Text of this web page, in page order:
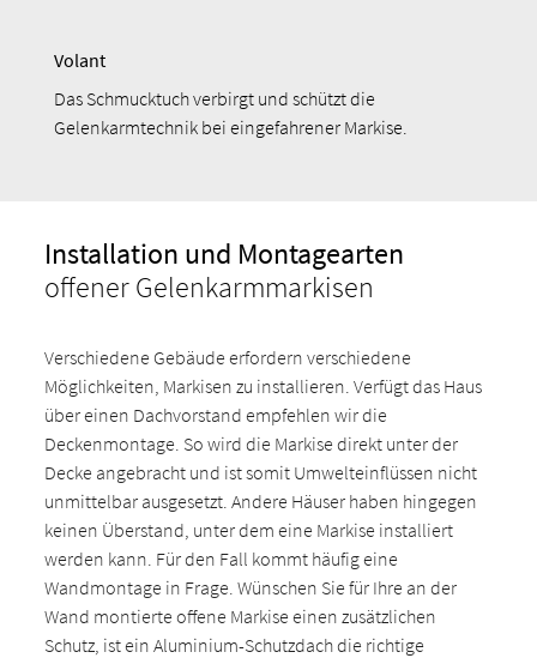
Volant
Das Schmucktuch verbirgt und schützt die
Gelenkarmtechnik bei eingefahrener Markise.
Installation und Montagearten
offener Gelenkarmmarkisen
Verschiedene Gebäude erfordern verschiedene
Möglichkeiten, Markisen zu installieren. Verfügt das Haus
über einen Dachvorstand empfehlen wir die
Deckenmontage. So wird die Markise direkt unter der
Decke angebracht und ist somit Umwelteinflüssen nicht
unmittelbar ausgesetzt. Andere Häuser haben hingegen
keinen Überstand, unter dem eine Markise installiert
werden kann. Für den Fall kommt häufig eine
Wandmontage in Frage. Wünschen Sie für Ihre an der
Wand montierte offene Markise einen zusätzlichen
Schutz, ist ein Aluminium-Schutzdach die richtige